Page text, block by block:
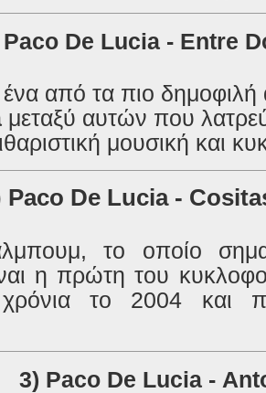
Paco De Lucia - Entre
ένα από τα πιο
μεταξύ αυτών που
μουσική και
Paco De Lucia -
,το οποίο
η πρώτη του
το 2004 και
3) Paco De Lucia -